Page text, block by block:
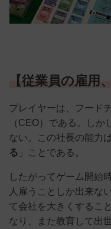
【従業員の雇用
プレイヤーは、フード
（CEO）である。し
ない。この社長の能力
る 」ことである。
したがってゲーム開始
人雇うことしか出来な
て会社を大きくするこ
なり、また教育して出